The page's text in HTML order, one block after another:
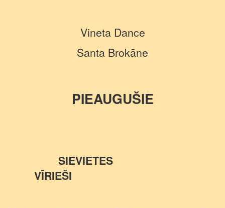
Vineta Dance
Santa Brokāne
PIEAUGUŠIE
SIEVIETES
VĪRIEŠI